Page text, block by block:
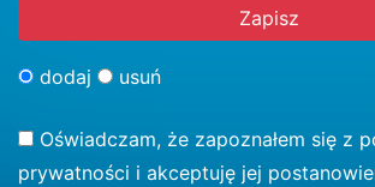
dodaj usuń
Oświadczam, że zapoznałem się z
prywatności i akceptuję jej